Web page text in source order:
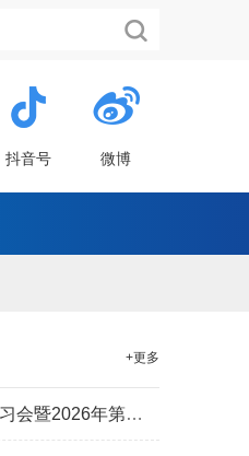
抖音号 微博
+更多
“龙港大讲坛”报告会举行